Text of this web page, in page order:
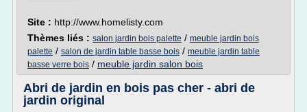
Site : http://www.homelisty.com
Thèmes liés : salon jardin bois palette / meuble jardin bois
palette / salon de jardin table basse bois / meuble jardin table
basse verre bois / meuble jardin salon bois
Abri de jardin en bois pas cher - abri de
jardin original